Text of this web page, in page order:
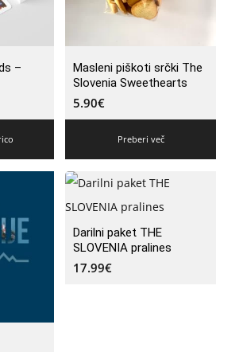
–
Masleni piškoti srčki The
Slovenia Sweethearts
5.90€
Preberi več
Darilni paket THE
SLOVENIA pralines
17.99€